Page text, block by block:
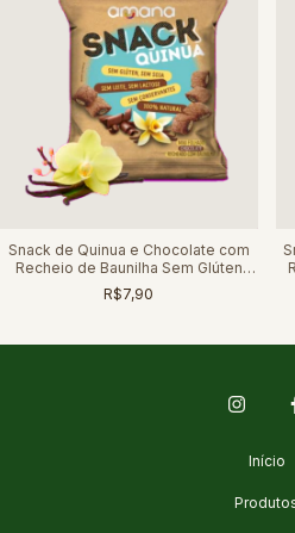
Snack de Quinua e Chocolate com
Recheio de Baunilha Sem Glúten
Amana 40g
R$7,90
Início